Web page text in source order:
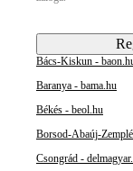
Bács-Kiskun -
Baranya - bama.hu
Békés - beol.hu
Borsod-Abaúj-
Csongrád -